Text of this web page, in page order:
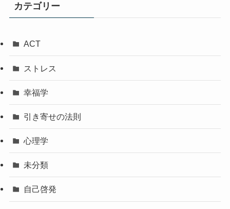
カテゴリー
ACT
ストレス
幸福学
引き寄せの法則
心理学
未分類
自己啓発